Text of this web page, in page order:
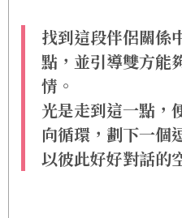
找到這段伴侶關係
點，並引導雙方能
情。
光是走到這一點，
向循環，劃下一個
以彼此好好對話的